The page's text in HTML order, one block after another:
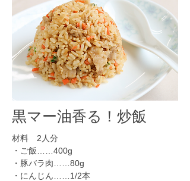
​黒マー油香る！炒飯
材料 2人分
・ご飯……400g
​・豚バラ肉……80g
・にんじん……1/2本